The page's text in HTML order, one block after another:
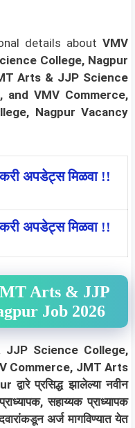
details about VMV
College, Nagpur
Arts & JJP Science
, and VMV Commerce,
Nagpur Vacancy
अपडेट्स मिळवा !!
अपडेट्स मिळवा !!
Arts & JJP
Job 2026
Science College,
Commerce, JMT Arts
प्रसिद्ध झालेल्या नवीन
सहाय्यक प्राध्यापक
अर्ज मागविण्यात येत